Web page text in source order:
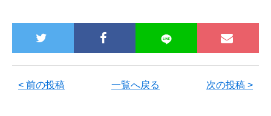
< 前の投稿 次の投稿 >
一覧へ戻る